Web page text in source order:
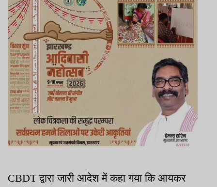
CBDT द्वारा जारी आदेश में कहा गया कि आयकर